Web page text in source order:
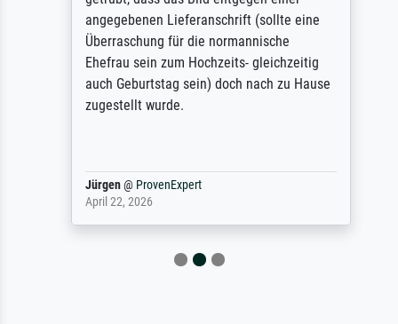
angegebenen Lieferanschrift (sollte eine
Überraschung für die normannische
Ehefrau sein zum Hochzeits- gleichzeitig
auch Geburtstag sein) doch nach zu Hause
zugestellt wurde.
Jürgen@ProvenExpert
April 22, 2026